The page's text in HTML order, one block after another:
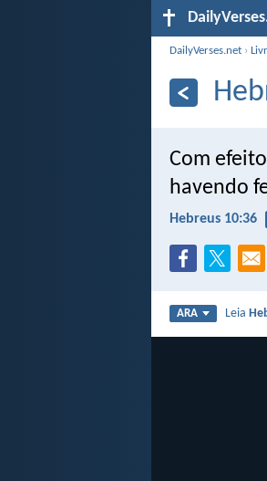
DailyVerses.net ›
Com
havendo
Hebreus 10:36
ARA Leia